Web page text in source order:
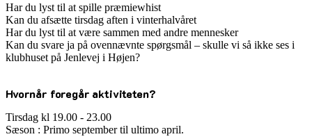
Har du lyst til at spille præmiewhist
Kan du afsætte tirsdag aften i vinterhalvåret
Har du lyst til at være sammen med andre mennesker
Kan du svare ja på ovennævnte spørgsmål – skulle vi så ikke ses i
klubhuset på Jenlevej i Højen?
Hvornår foregår aktiviteten?
Tirsdag kl 19.00 - 23.00
Sæson : Primo september til ultimo april.